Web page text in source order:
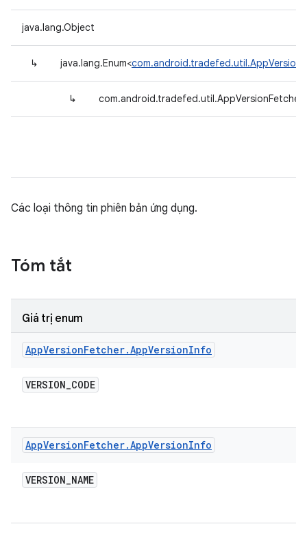
java.lang.Object
↳ java.lang.Enum<
↳
Các loại thông tin phiên bản ứng dụng.
Tóm tắt
Giá trị enum
AppVersionFetcher.AppVersionInfo
VERSION_CODE
AppVersionFetcher.AppVersionInfo
VERSION_NAME